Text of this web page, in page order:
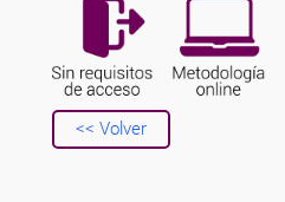
<< Volver